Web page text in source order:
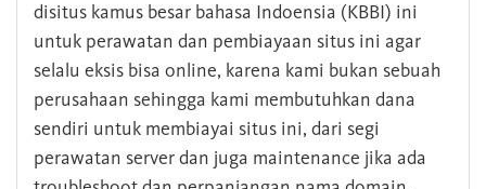
disitus kamus besar bahasa Indoensia (KBBI) ini
untuk perawatan dan pembiayaan situs ini agar
selalu eksis bisa online, karena kami bukan sebuah
perusahaan sehingga kami membutuhkan dana
sendiri untuk membiayai situs ini, dari segi
perawatan server dan juga maintenance jika ada